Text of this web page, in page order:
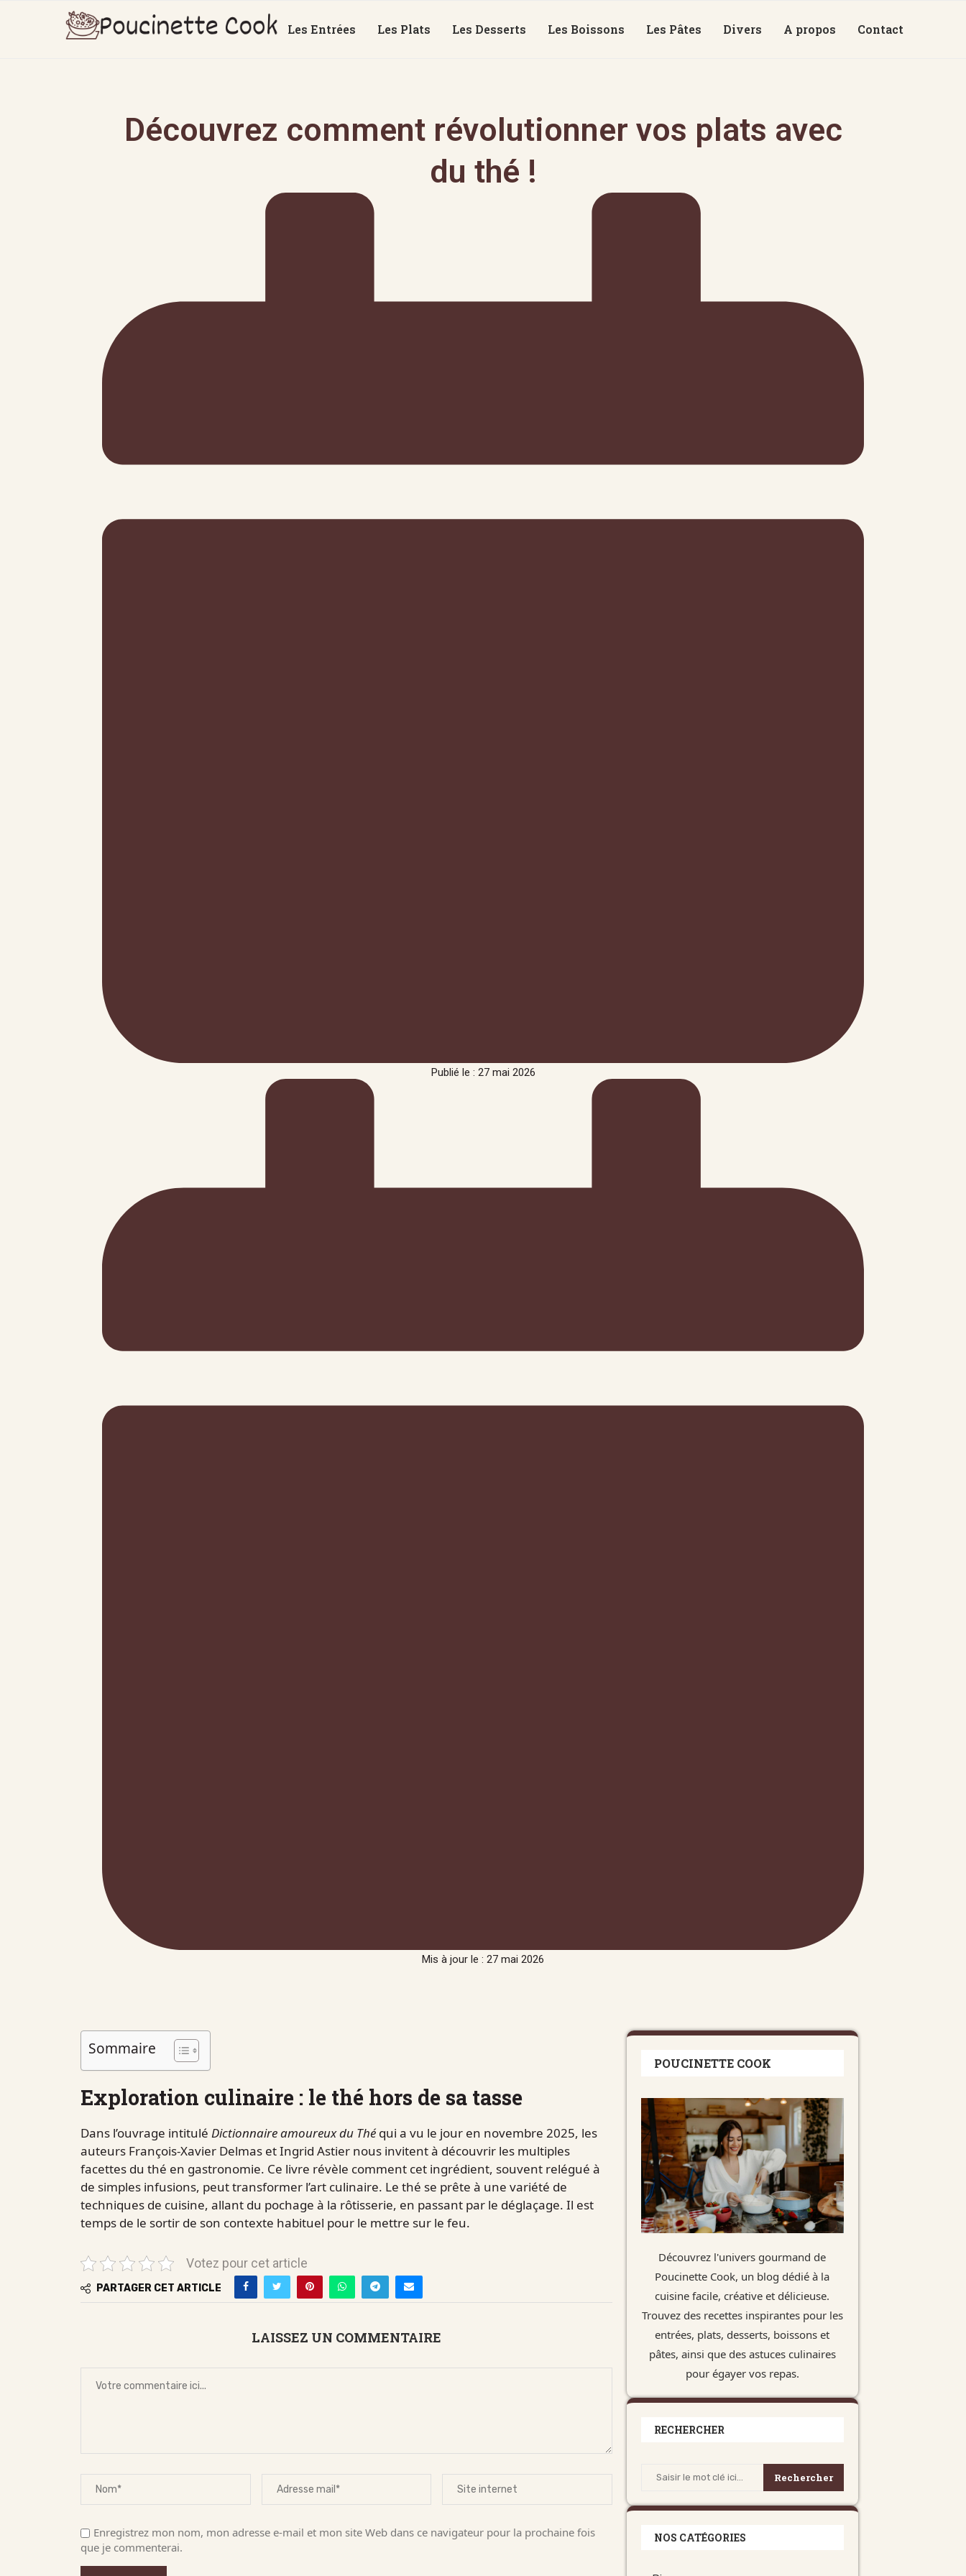
Les Entrées Les Plats Les Desserts Les Boissons Les Pâtes Divers A propos Contact
Découvrez comment révolutionner vos plats avec
du thé !
Publié le : 27 mai 2026
Mis à jour le : 27 mai 2026
Sommaire
Exploration culinaire : le thé hors de sa tasse
Dans l’ouvrage intitulé Dictionnaire amoureux du Thé qui a vu le jour en novembre 2025, les
auteurs François-Xavier Delmas et Ingrid Astier nous invitent à découvrir les multiples
facettes du thé en gastronomie. Ce livre révèle comment cet ingrédient, souvent relégué à
de simples infusions, peut transformer l’art culinaire. Le thé se prête à une variété de
techniques de cuisine, allant du pochage à la rôtisserie, en passant par le déglaçage. Il est
temps de le sortir de son contexte habituel pour le mettre sur le feu.
Votez pour cet article
PARTAGER CET ARTICLE
LAISSEZ UN COMMENTAIRE
Enregistrez mon nom, mon adresse e-mail et mon site Web dans ce navigateur pour la prochaine fois
que je commenterai.
POUCINETTE COOK
Découvrez l'univers gourmand de
Poucinette Cook, un blog dédié à la
cuisine facile, créative et délicieuse.
Trouvez des recettes inspirantes pour les
entrées, plats, desserts, boissons et
pâtes, ainsi que des astuces culinaires
pour égayer vos repas.
RECHERCHER
Rechercher
NOS CATÉGORIES